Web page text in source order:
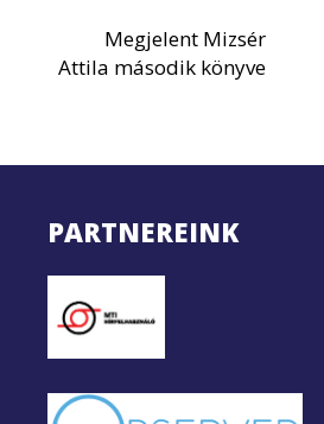
Megjelent Mizsér
Attila második könyve
PARTNEREINK